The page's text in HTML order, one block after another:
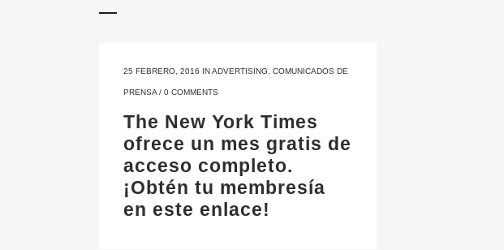
25 FEBRERO, 2016 INADVERTISING COMUNICADOS DE
PRENSA / 0 COMMENTS
The New York Times
ofrece un mes gratis de
acceso completo.
¡Obtén tu membresía
en este enlace!